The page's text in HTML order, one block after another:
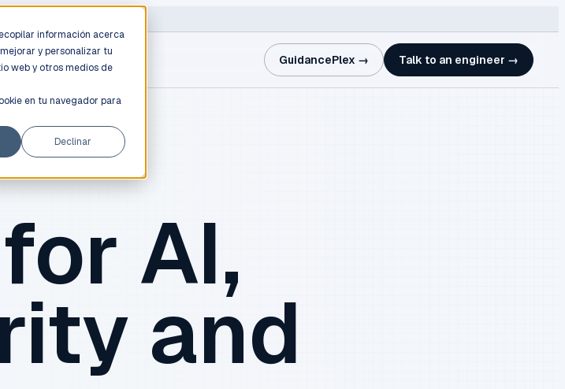
información acerca
y personalizar tu
web y otros medios de
en tu navegador para
Declinar
GuidancePlex → Talk to an engineer →
AI,
and